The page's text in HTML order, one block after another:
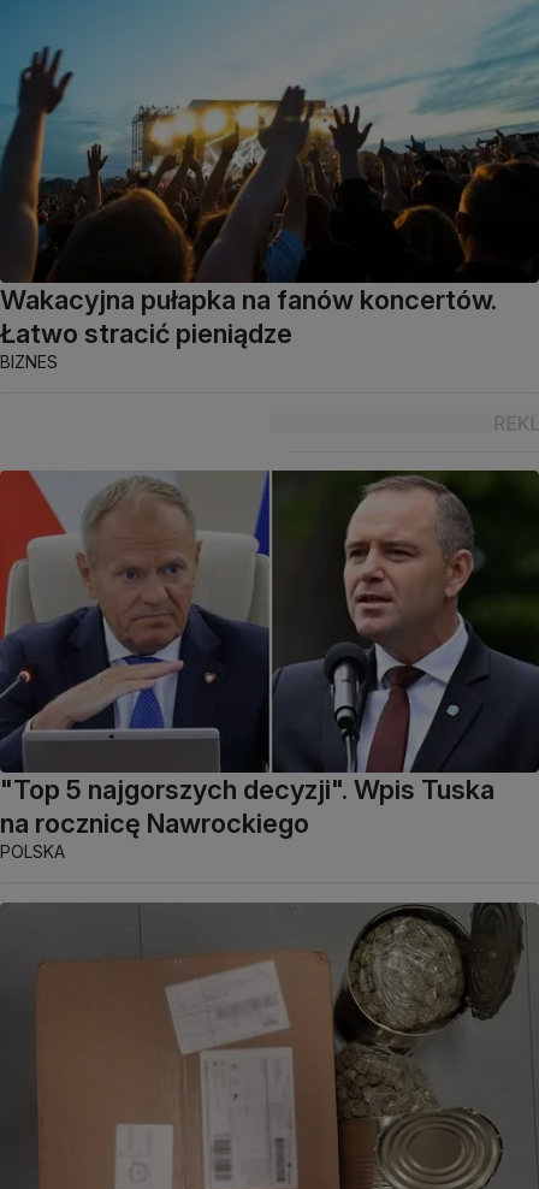
Wakacyjna pułapka na fanów koncertów.
Łatwo stracić pieniądze
BIZNES
"Top 5 najgorszych decyzji". Wpis Tuska
na rocznicę Nawrockiego
POLSKA